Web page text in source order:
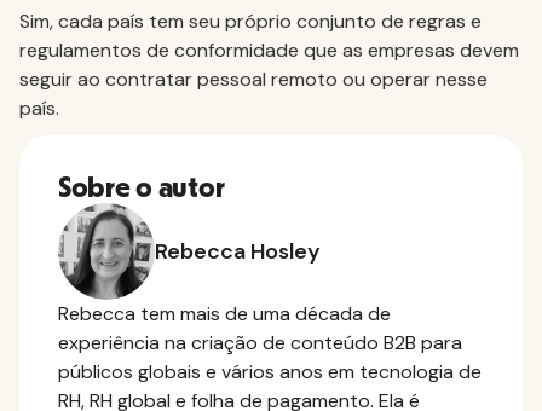
Sim, cada país tem seu próprio conjunto de regras e
regulamentos de conformidade que as empresas devem
seguir ao contratar pessoal remoto ou operar nesse
país.
Sobre o autor
Rebecca Hosley
Rebecca tem mais de uma década de
experiência na criação de conteúdo B2B para
públicos globais e vários anos em tecnologia de
RH, RH global e folha de pagamento. Ela é